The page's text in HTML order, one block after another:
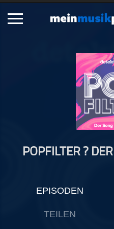
Klassik
Musikinterviews
POPFILTER ?
EPISODEN
TEILEN